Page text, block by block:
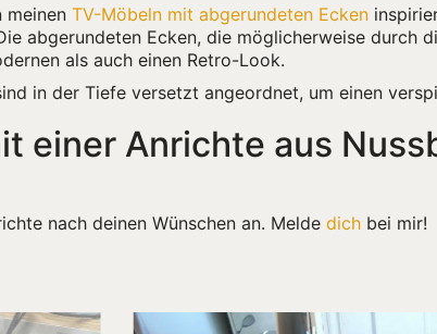
meinen TV-Möbeln mit abgerundeten Ecken
abgerundeten Ecken, die möglicherweise durch
als auch einen Retro-Look.
in der Tiefe versetzt angeordnet, um einen
einer Anrichte aus
nach deinen Wünschen an. Melde dich bei mir!